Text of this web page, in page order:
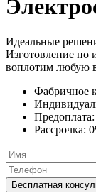
Идеальные
Изготовление
воплотим любую
Фабричное
Предоплата:
Рассрочка: